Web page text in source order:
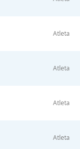
Atleta
Atleta
Atleta
Atleta